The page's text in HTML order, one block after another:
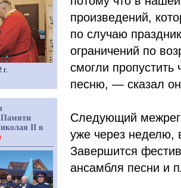
произведений,
по случаю
ограничений по
смогли
песню, — сказал
Следующий
уже через неделю,
Завершится
ансамбля песни и
г.
Памяти
II в